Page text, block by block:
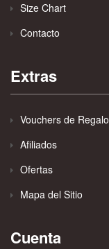
Size Chart
Contacto
Extras
Vouchers de Regalo
Afiliados
Ofertas
Mapa del Sitio
Cuenta